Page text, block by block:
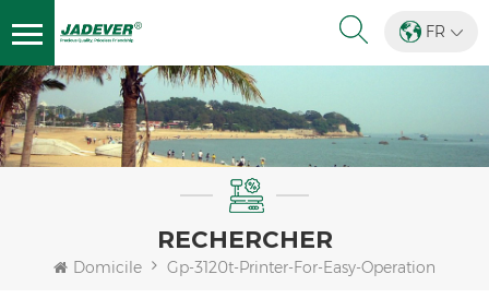
FR
RECHERCHER
Domicile Gp-3120t-Printer-For-Easy-Operation